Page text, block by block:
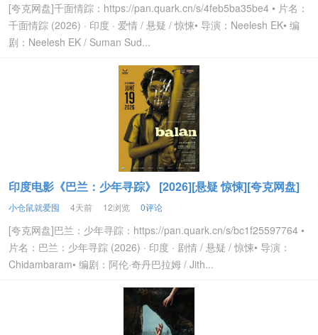
[夸克网盘]千面情踪：https://pan.quark.cn/s/4feb5ba35be4 • 片名：
千面情踪 (2026) · 印度 · 爱情 / 悬疑 / 惊悚• 导演：Neelesh EK• 编
剧：Neelesh EK / Suman Sud...
印度电影《巴兰：少年寻踪》 [2026][悬疑 惊悚][夸克网盘]
小仓鼠就爱囤 4天前 12浏览 0评论
[夸克网盘]巴兰：少年寻踪：https://pan.quark.cn/s/bc1f25597764 •
片名：巴兰：少年寻踪 (2026) · 印度 · 剧情 / 悬疑 / 惊悚• 导演：
Chidambaram• 编剧：阿伦·奇丹巴拉姆 / Jith...